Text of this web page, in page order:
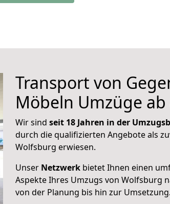
Transport von
Möbeln Umzüge ab
Wir sind seit 18 Jahren in der
durch die qualifizierten Angebote als
Wolfsburg erwiesen.
Unser Netzwerk bietet Ihnen einen
Aspekte Ihres Umzugs von Wolfsburg
von der Planung bis hin zur Umsetzung.